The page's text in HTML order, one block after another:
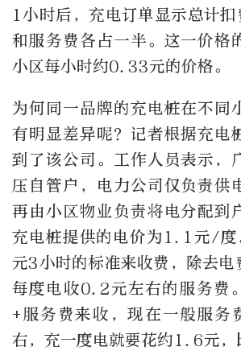
1小时后，充电订单显示总计
和服务费各占一半。这一价格
小区每小时约0.33元的价格。
为何同一品牌的充电桩在不同
有明显差异呢？记者根据充电
到了该公司。工作人员表示，
压自管户，电力公司仅负责供
再由小区物业负责将电分配到
充电桩提供的电价为1.1元/
元3小时的标准来收费，除去电
每度电收0.2元左右的服务费
+服务费来收，现在一般服
右，充一度电就要花约1.6元，